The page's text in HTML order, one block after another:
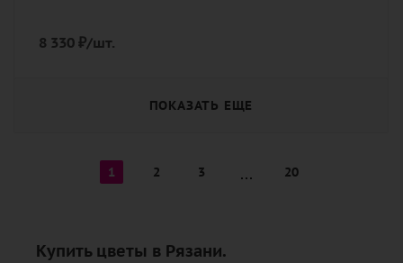
8 330 ₽/шт.
ПОКАЗАТЬ ЕЩЕ
1 2 3 20
Купить цветы в Рязани.